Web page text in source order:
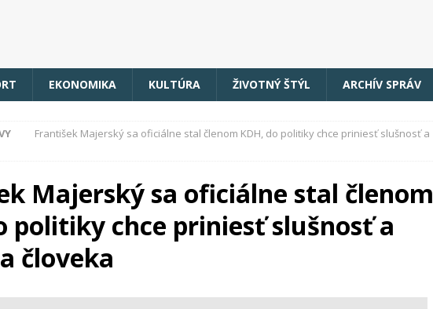
EKONOMIKA KULTÚRA ŽIVOTNÝ ŠTÝL ARCHÍV SPRÁV
František Majerský sa oficiálne stal členom KDH, do politiky chce priniesť slušnosť a
Majerský sa oficiálne stal členom
politiky chce priniesť slušnosť a
človeka